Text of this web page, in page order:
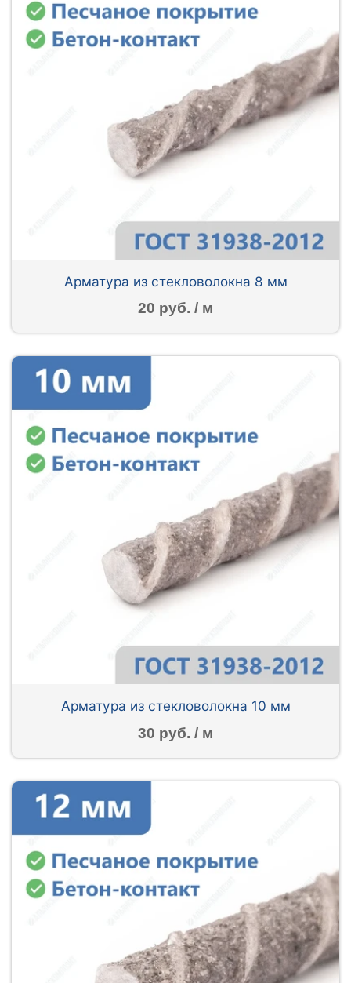
Арматура из стекловолокна 8 мм
20 руб. / м
Арматура из стекловолокна 10 мм
30 руб. / м